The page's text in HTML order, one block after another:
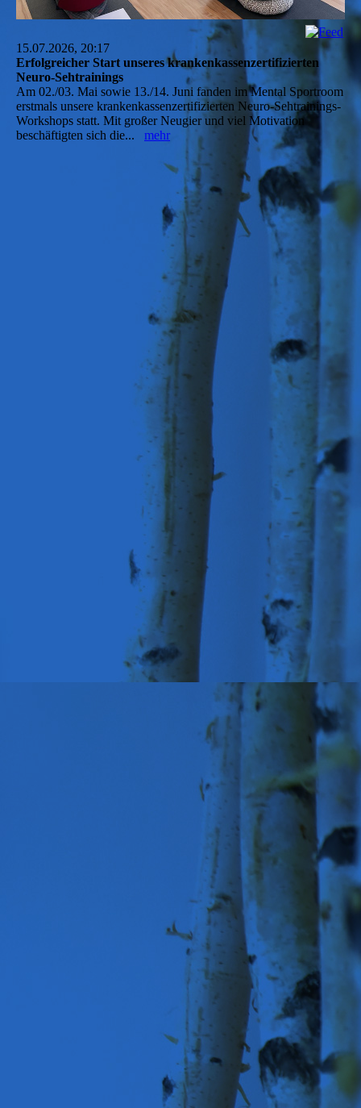
15.07.2026, 20:17
Erfolgreicher Start unseres krankenkassenzertifizierten
Neuro-Sehtrainings
Am 02./03. Mai sowie 13./14. Juni fanden im Mental Sportroom
erstmals unsere krankenkassenzertifizierten Neuro-Sehtrainings-
Workshops statt. Mit großer Neugier und viel Motivation
beschäftigten sich die... mehr